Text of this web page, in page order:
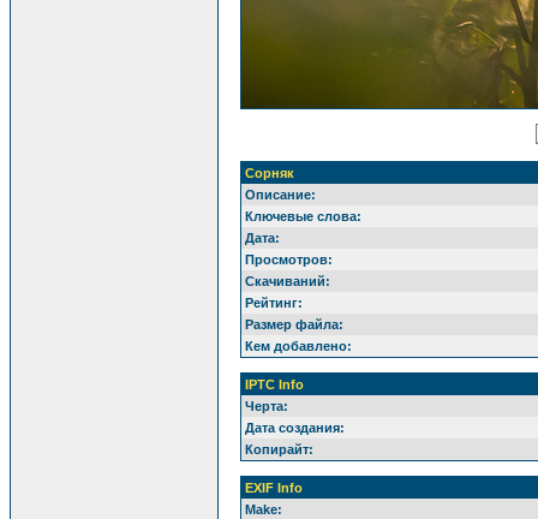
Сорняк
Описание:
Ключевые слова:
Дата:
Просмотров:
Скачиваний:
Рейтинг:
Размер файла:
Кем добавлено:
IPTC Info
Черта:
Дата создания:
Копирайт:
EXIF Info
Make: